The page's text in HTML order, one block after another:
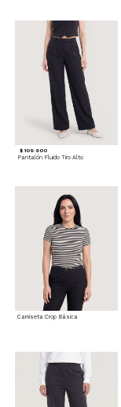
$ 109.900
Pantalón Fluido Tiro Alto
Camiseta Crop Básica